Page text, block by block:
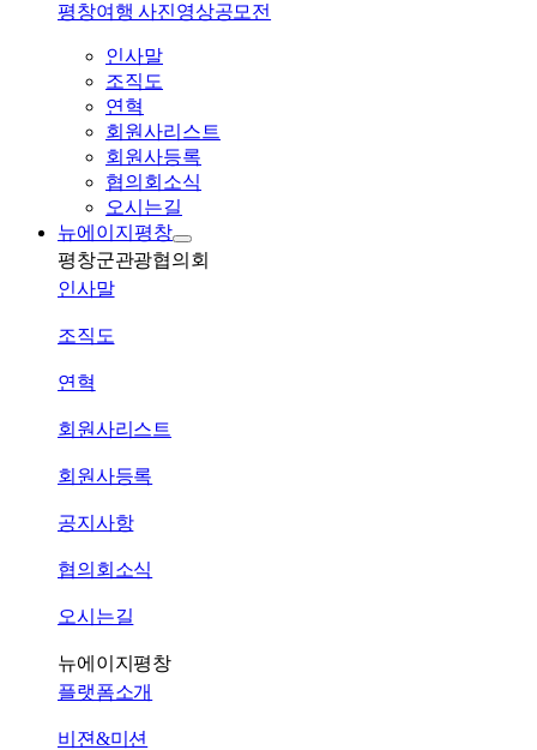
평창여행 사진영상공모전
인사말
조직도
연혁
회원사리스트
회원사등록
협의회소식
오시는길
뉴에이지평창
평창군관광협의회
인사말
조직도
연혁
회원사리스트
회원사등록
공지사항
협의회소식
오시는길
뉴에이지평창
플랫폼소개
비젼&미션